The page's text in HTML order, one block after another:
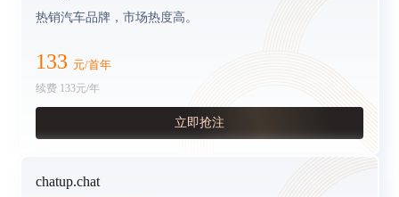
热销汽车品牌，市场热度高。
133 元/首年
续费 133元/年
立即抢注
chatup.chat